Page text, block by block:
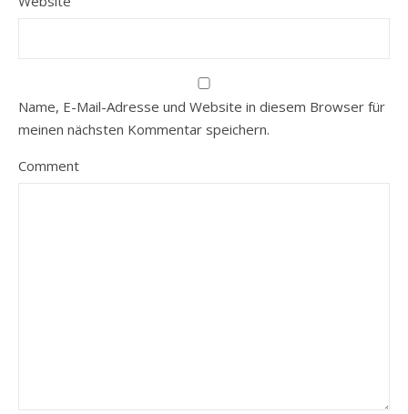
Name, E-Mail-Adresse und Website in diesem Browser für
meinen nächsten Kommentar speichern.
Comment